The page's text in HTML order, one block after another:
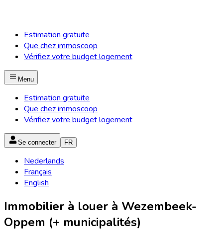
Estimation gratuite
Que chez immoscoop
Vérifiez votre budget logement
Menu
Estimation gratuite
Que chez immoscoop
Vérifiez votre budget logement
Se connecter FR
Nederlands
Français
English
Immobilier à louer à Wezembeek-
Oppem (+ municipalités)